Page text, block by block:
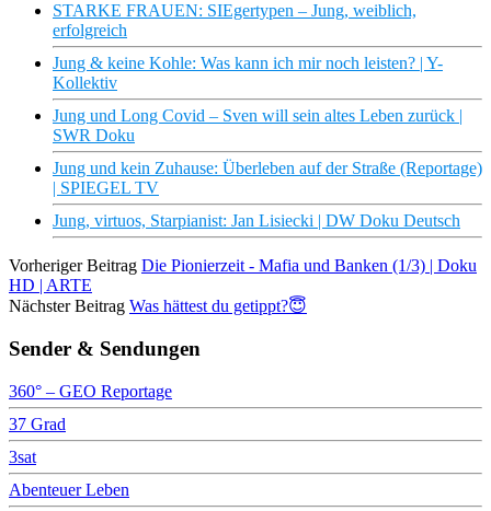
STARKE FRAUEN: SIEgertypen – Jung, weiblich,
erfolgreich
Jung & keine Kohle: Was kann ich mir noch leisten? | Y-
Kollektiv
Jung und Long Covid – Sven will sein altes Leben zurück |
SWR Doku
Jung und kein Zuhause: Überleben auf der Straße (Reportage)
| SPIEGEL TV
Jung, virtuos, Starpianist: Jan Lisiecki | DW Doku Deutsch
Vorheriger Beitrag Die Pionierzeit - Mafia und Banken (1/3) | Doku
HD | ARTE
Nächster Beitrag Was hättest du getippt?😇
Sender & Sendungen
360° – GEO Reportage
37 Grad
3sat
Abenteuer Leben